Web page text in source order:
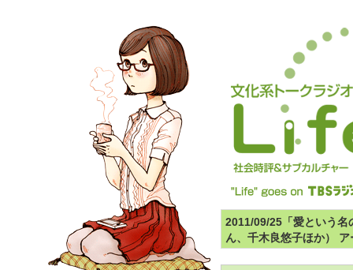
2011/09/25「愛という名
ん、千木良悠子ほか）